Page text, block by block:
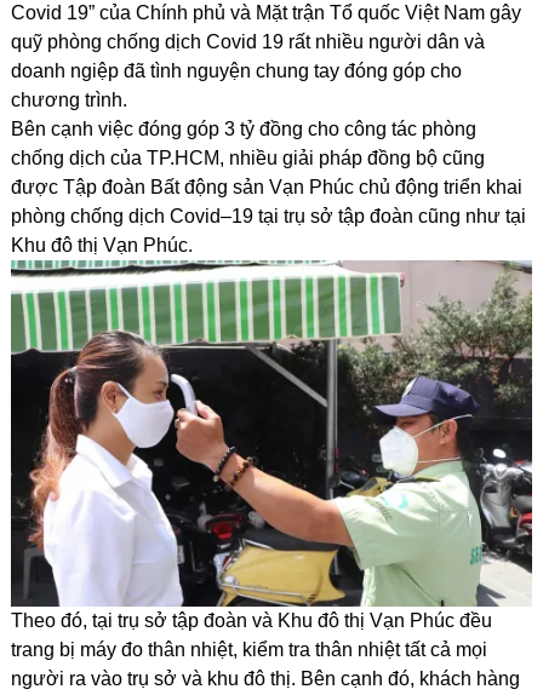
Covid 19” của Chính phủ và Mặt trận Tổ quốc Việt Nam gây
quỹ phòng chống dịch Covid 19 rất nhiều người dân và
doanh ngiệp đã tình nguyện chung tay đóng góp cho
chương trình.
Bên cạnh việc đóng góp 3 tỷ đồng cho công tác phòng
chống dịch của TP.HCM, nhiều giải pháp đồng bộ cũng
được Tập đoàn Bất động sản Vạn Phúc chủ động triển khai
phòng chống dịch Covid–19 tại trụ sở tập đoàn cũng như tại
Khu đô thị Vạn Phúc.
Theo đó, tại trụ sở tập đoàn và Khu đô thị Vạn Phúc đều
trang bị máy đo thân nhiệt, kiểm tra thân nhiệt tất cả mọi
người ra vào trụ sở và khu đô thị. Bên cạnh đó, khách hàng